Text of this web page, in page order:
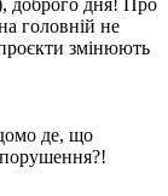
головній не
змінюють
де, що